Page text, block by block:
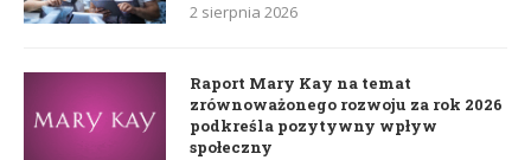
2 sierpnia 2026
Raport Mary Kay na temat
zrównoważonego rozwoju za rok 2026
podkreśla pozytywny wpływ
społeczny